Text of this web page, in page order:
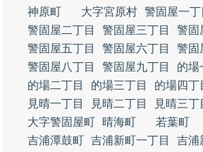
神原町
大字宮原村 警固屋一丁
警固屋二丁目
警固屋三丁目
警固
警固屋五丁目
警固屋六丁目
警固
警固屋八丁目
警固屋九丁目
的場
的場二丁目
的場三丁目 的場四丁
見晴一丁目
見晴二丁目
見晴三丁
大字警固屋町
晴海町 若葉町
吉浦潭鼓町 吉浦新町一丁目
吉浦